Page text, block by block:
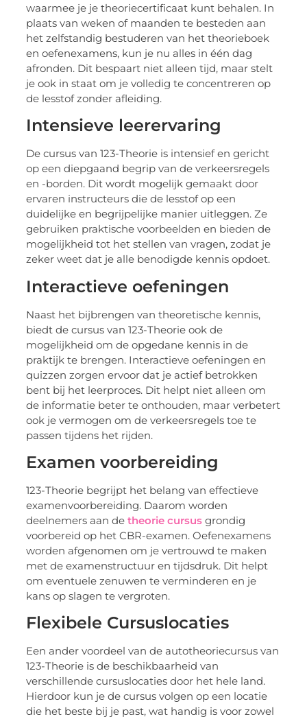
waarmee je je theoriecertificaat kunt behalen. In
plaats van weken of maanden te besteden aan
het zelfstandig bestuderen van het theorieboek
en oefenexamens, kun je nu alles in één dag
afronden. Dit bespaart niet alleen tijd, maar stelt
je ook in staat om je volledig te concentreren op
de lesstof zonder afleiding.
Intensieve leerervaring
De cursus van 123-Theorie is intensief en gericht
op een diepgaand begrip van de verkeersregels
en -borden. Dit wordt mogelijk gemaakt door
ervaren instructeurs die de lesstof op een
duidelijke en begrijpelijke manier uitleggen. Ze
gebruiken praktische voorbeelden en bieden de
mogelijkheid tot het stellen van vragen, zodat je
zeker weet dat je alle benodigde kennis opdoet.
Interactieve oefeningen
Naast het bijbrengen van theoretische kennis,
biedt de cursus van 123-Theorie ook de
mogelijkheid om de opgedane kennis in de
praktijk te brengen. Interactieve oefeningen en
quizzen zorgen ervoor dat je actief betrokken
bent bij het leerproces. Dit helpt niet alleen om
de informatie beter te onthouden, maar verbetert
ook je vermogen om de verkeersregels toe te
passen tijdens het rijden.
Examen voorbereiding
123-Theorie begrijpt het belang van effectieve
examenvoorbereiding. Daarom worden
deelnemers aan detheorie cursus grondig
voorbereid op het CBR-examen. Oefenexamens
worden afgenomen om je vertrouwd te maken
met de examenstructuur en tijdsdruk. Dit helpt
om eventuele zenuwen te verminderen en je
kans op slagen te vergroten.
Flexibele Cursuslocaties
Een ander voordeel van de autotheoriecursus van
123-Theorie is de beschikbaarheid van
verschillende cursuslocaties door het hele land.
Hierdoor kun je de cursus volgen op een locatie
die het beste bij je past, wat handig is voor zowel